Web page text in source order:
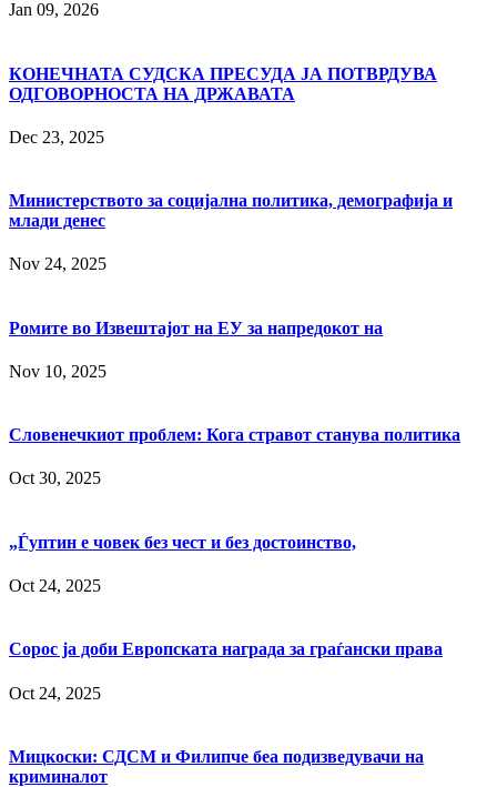
Jan 09, 2026
КОНЕЧНАТА СУДСКА ПРЕСУДА ЈА ПОТВРДУВА
ОДГОВОРНОСТА НА ДРЖАВАТА
Dec 23, 2025
Министерството за социјална политика, демографија и
млади денес
Nov 24, 2025
Ромите во Извештајот на ЕУ за напредокот на
Nov 10, 2025
Словенечкиот проблем: Кога стравот станува политика
Oct 30, 2025
„Ѓуптин е човек без чест и без достоинство,
Oct 24, 2025
Сорос ја доби Европската награда за граѓански права
Oct 24, 2025
Мицкоски: СДСМ и Филипче беа подизведувачи на
криминалот